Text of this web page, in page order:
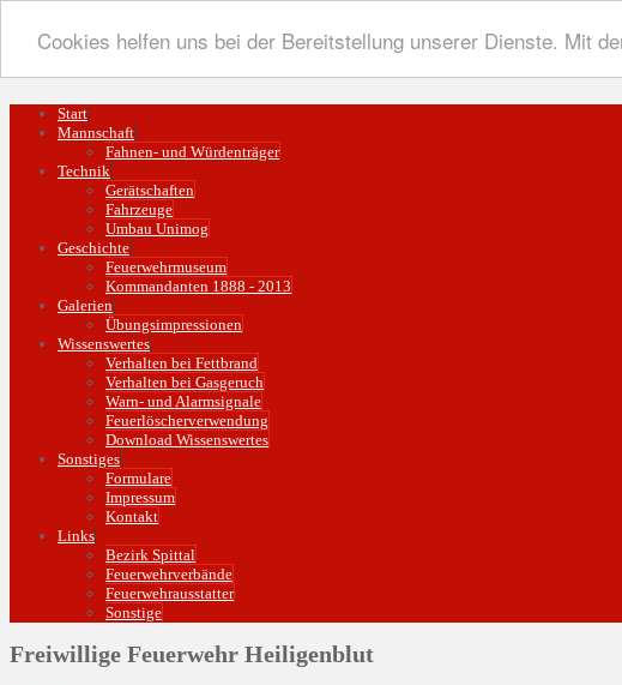
Cookies helfen uns bei der Bereitstellung unserer Dienste. Mit
Start
Mannschaft
Fahnen- und Würdenträger
Technik
Gerätschaften
Fahrzeuge
Umbau Unimog
Geschichte
Feuerwehrmuseum
Kommandanten 1888 - 2013
Galerien
Übungsimpressionen
Wissenswertes
Verhalten bei Fettbrand
Verhalten bei Gasgeruch
Warn- und Alarmsignale
Feuerlöscherverwendung
Download Wissenswertes
Sonstiges
Formulare
Impressum
Kontakt
Links
Bezirk Spittal
Feuerwehrverbände
Feuerwehrausstatter
Sonstige
Freiwillige Feuerwehr Heiligenblut